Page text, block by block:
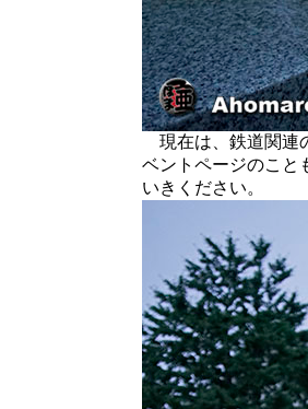
現在は、鉄道関連
ベントページのこと
いきください。